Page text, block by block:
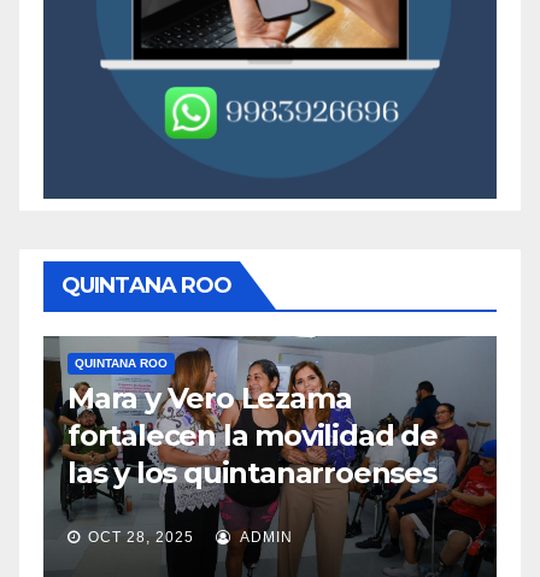
QUINTANA ROO
QUINTANA ROO
Mara y Vero Lezama
fortalecen la movilidad de
las y los quintanarroenses
OCT 28, 2025 ADMIN